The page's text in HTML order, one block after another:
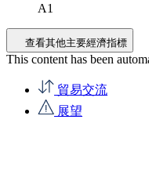
A1
查看其他主要經濟指標
This content has been
貿易交流
展望